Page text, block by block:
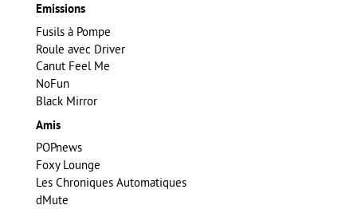
Emissions
Fusils à Pompe
Roule avec Driver
Canut Feel Me
NoFun
Black Mirror
Amis
POPnews
Foxy Lounge
Les Chroniques Automatiques
dMute